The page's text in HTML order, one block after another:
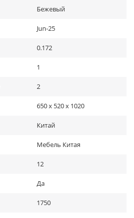
Бежевый
Jun-25
0.172
1
2
650 x 520 x 1020
Китай
Мебель Китая
12
Да
1750